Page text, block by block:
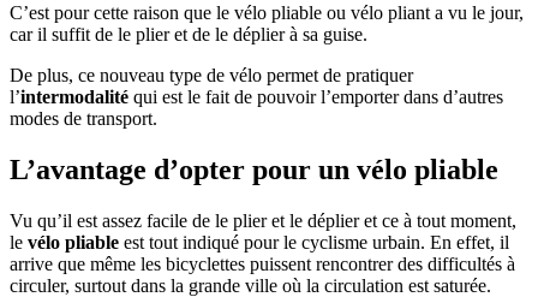
C’est pour cette raison que le vélo pliable ou vélo pliant a vu le jour,
car il suffit de le plier et de le déplier à sa guise.
De plus, ce nouveau type de vélo permet de pratiquer
l’intermodalité qui est le fait de pouvoir l’emporter dans d’autres
modes de transport.
L’avantage d’opter pour un vélo pliable
Vu qu’il est assez facile de le plier et le déplier et ce à tout moment,
le vélo pliable est tout indiqué pour le cyclisme urbain. En effet, il
arrive que même les bicyclettes puissent rencontrer des difficultés à
circuler, surtout dans la grande ville où la circulation est saturée.